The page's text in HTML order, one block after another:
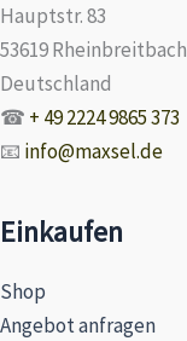
Hauptstr. 83
53619 Rheinbreitbach
Deutschland
☎ + 49 2224 9865 373
📧 info@maxsel.de
Einkaufen
Shop
Angebot anfragen